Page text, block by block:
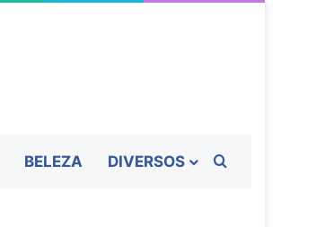
BELEZA DIVERSOS